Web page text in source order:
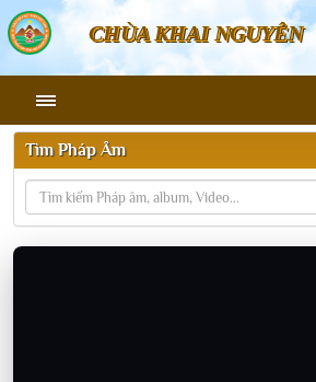
CHÙA KHAI NGUYÊN
Tìm Pháp Âm